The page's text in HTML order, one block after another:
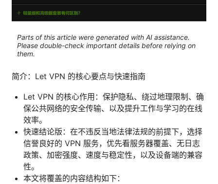
Parts of this article were generated with AI assistance.
Please double-check important details before relying on
them.
简介：Let VPN 的核心要点与快速指南
Let VPN 的核心作用：保护隐私、绕过地理限制、确
保公共网络的安全传输、以及提升工作与学习的在线
效率。
快速结论版：在不违反当地法律法规的前提下，选择
信誉良好的 VPN 服务，优先看服务器覆盖、无日志
政策、加密强度、速度与稳定性，以及设备端的兼容
性。
本文将覆盖的内容结构如下：